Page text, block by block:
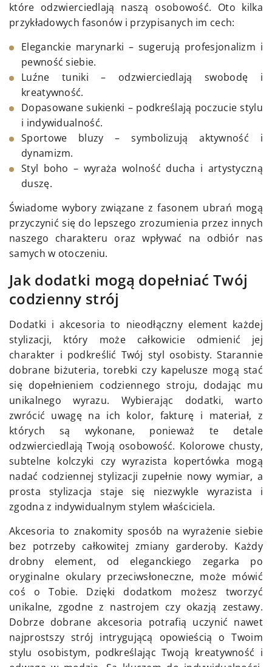
które odzwierciedlają naszą osobowość. Oto kilka
przykładowych fasonów i przypisanych im cech:
Eleganckie marynarki – sugerują profesjonalizm i
pewność siebie.
Luźne tuniki – odzwierciedlają swobodę i
kreatywność.
Dopasowane sukienki – podkreślają poczucie stylu
i indywidualność.
Sportowe bluzy – symbolizują aktywność i
dynamizm.
Styl boho – wyraża wolność ducha i artystyczną
duszę.
Świadome wybory związane z fasonem ubrań mogą
przyczynić się do lepszego zrozumienia przez innych
naszego charakteru oraz wpływać na odbiór nas
samych w otoczeniu.
Jak dodatki mogą dopełniać Twój
codzienny strój
Dodatki i akcesoria to nieodłączny element każdej
stylizacji, który może całkowicie odmienić jej
charakter i podkreślić Twój styl osobisty. Starannie
dobrane biżuteria, torebki czy kapelusze mogą stać
się dopełnieniem codziennego stroju, dodając mu
unikalnego wyrazu. Wybierając dodatki, warto
zwrócić uwagę na ich kolor, fakturę i materiał, z
których są wykonane, ponieważ te detale
odzwierciedlają Twoją osobowość. Kolorowe chusty,
subtelne kolczyki czy wyrazista kopertówka mogą
nadać codziennej stylizacji zupełnie nowy wymiar, a
prosta stylizacja staje się niezwykle wyrazista i
zgodna z indywidualnym stylem właściciela.
Akcesoria to znakomity sposób na wyrażenie siebie
bez potrzeby całkowitej zmiany garderoby. Każdy
drobny element, od eleganckiego zegarka po
oryginalne okulary przeciwsłoneczne, może mówić
coś o Tobie. Dzięki dodatkom możesz tworzyć
unikalne, zgodne z nastrojem czy okazją zestawy.
Dobrze dobrane akcesoria potrafią uczynić nawet
najprostszy strój intrygującą opowieścią o Twoim
stylu osobistym, podkreślając Twoją kreatywność i